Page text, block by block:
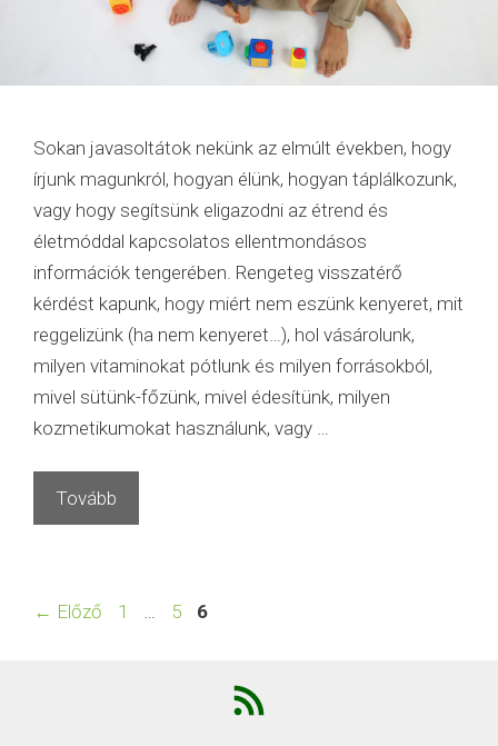
Sokan javasoltátok nekünk az elmúlt években, hogy
írjunk magunkról, hogyan élünk, hogyan táplálkozunk,
vagy hogy segítsünk eligazodni az étrend és
életmóddal kapcsolatos ellentmondásos
információk tengerében. Rengeteg visszatérő
kérdést kapunk, hogy miért nem eszünk kenyeret, mit
reggelizünk (ha nem kenyeret…), hol vásárolunk,
milyen vitaminokat pótlunk és milyen forrásokból,
mivel sütünk-főzünk, mivel édesítünk, milyen
kozmetikumokat használunk, vagy …
Tovább
← Előző Oldal
1 … Oldal
5 Oldal
6
RSS
Feed